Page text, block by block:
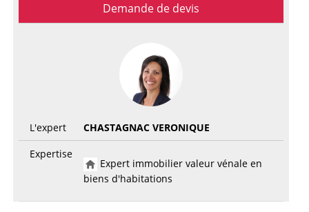
Demande de devis
L'expert
CHASTAGNAC VERONIQUE
Expertise
Expert immobilier valeur vénale en
biens d'habitations